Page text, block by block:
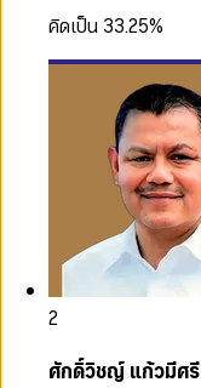
คิดเป็น 33.25%
2
ศักดิ์วิชญ์ แก้วมีศรี